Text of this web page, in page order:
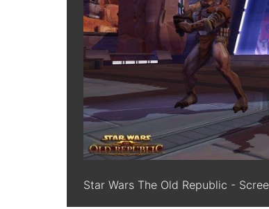
Star Wars The Old Republic -